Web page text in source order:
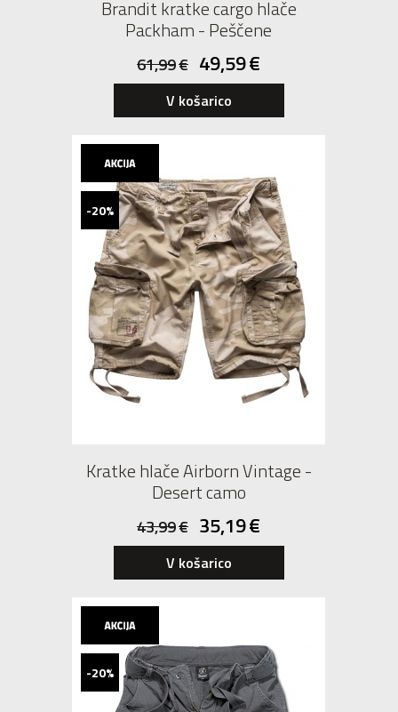
Brandit kratke cargo hlače
Packham - Peščene
61,99€ 49,59€
V košarico
Kratke hlače Airborn Vintage -
Desert camo
43,99€ 35,19€
-20%
V košarico
-20%